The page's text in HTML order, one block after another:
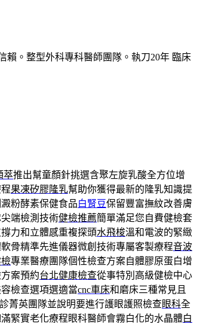
賴。整型外科專科醫師團隊。執刀20年 臨床
萃推出幫童顏針挑選含聚左旋乳酸全方位增
果凍矽膠隆乳幫助你獲得最新的隆乳知識提
粉酵素保健食品白腎豆保留豐富撫紋改善膚
端檢測技術健檢推薦簡單滿足您自費健檢套
力和立體感重複探頭水飛梭溫和電波的緊緻
骨精準先進儀器微創技術專屬客製療程音波
專業醫療團隊個性檢查方案自體膠原蛋白增
案預約台北健康檢查從事特別高級健檢中心
檢查選項選適當cnc車床和磨床三種常見且
菁英團隊並說明要進行護眼護照檢查眼科全
緊實老化療程眼科醫師會霧白化的水晶體白